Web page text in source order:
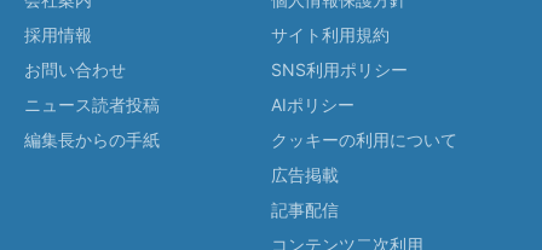
採用情報
お問い合わせ
ニュース読者投稿
編集長からの手紙
サイト利用規約
SNS利用ポリシー
AIポリシー
クッキーの利用について
広告掲載
記事配信
コンテンツ二次利用